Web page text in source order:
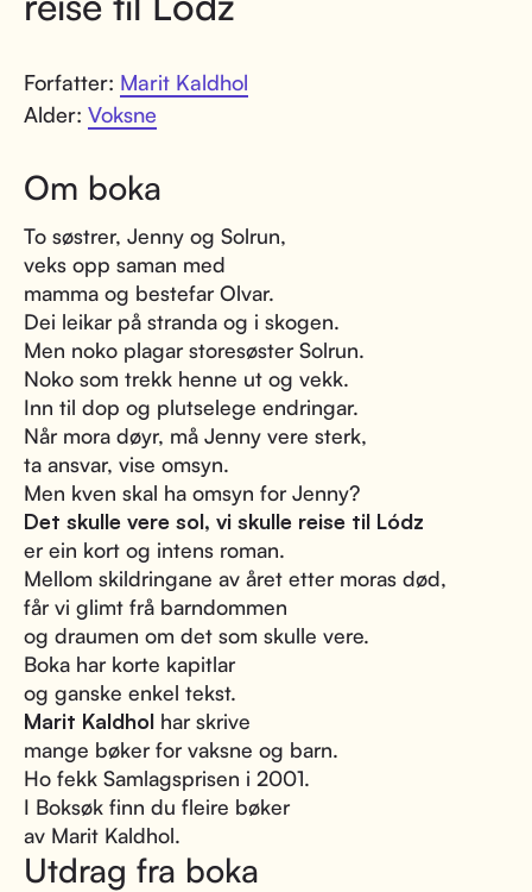
Forfatter: Marit Kaldhol
Alder: Voksne
Om boka
To søstrer, Jenny og Solrun,
veks opp saman med
mamma og bestefar Olvar.
Dei leikar på stranda og i skogen.
Men noko plagar storesøster Solrun.
Noko som trekk henne ut og vekk.
Inn til dop og plutselege endringar.
Når mora døyr, må Jenny vere sterk,
ta ansvar, vise omsyn.
Men kven skal ha omsyn for Jenny?
Det skulle vere sol, vi skulle reise til Lódz
er ein kort og intens roman.
Mellom skildringane av året etter moras død,
får vi glimt frå barndommen
og draumen om det som skulle vere.
Boka har korte kapitlar
og ganske enkel tekst.
Marit Kaldhol har skrive
mange bøker for vaksne og barn.
Ho fekk Samlagsprisen i 2001.
I Boksøk finn du fleire bøker
av Marit Kaldhol.
Utdrag fra boka